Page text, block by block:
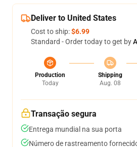
Deliver to United States
Cost to ship:$6.99
Standard - Order today to get by
Production
Today
Shipping
Aug. 08
Transação segura
Entrega mundial na sua porta
Número de rastreamento